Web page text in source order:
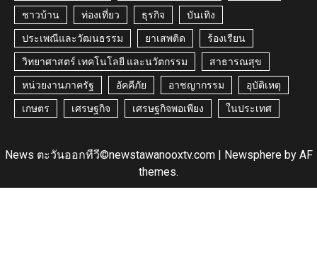
ชาวบ้าน ท่องเที่ยว ธุรกิจ บันเทิง
ประเพณีและวัฒนธรรม ยาเสพติด ร้องเรียน
วิทยาศาสตร์ เทคโนโลยี และนวัตกรรม สาธารณสุข
หน่วยงานภาครัฐ อัคคีภัย อาชญากรรม อุบัติเหตุ
เกษตร เศรษฐกิจ เศรษฐกิจพอเพียง ในประเทศ
News ตะวันออกทีวี©newstawanooxtv.com | Newsphereby AF
themes.